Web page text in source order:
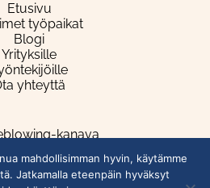
Etusivu
työpaikat
Blogi
Yrityksille
yhteyttä
kanava
mahdollisimman hyvin, käytämme
Jatkamalla eteenpäin hyväksyt